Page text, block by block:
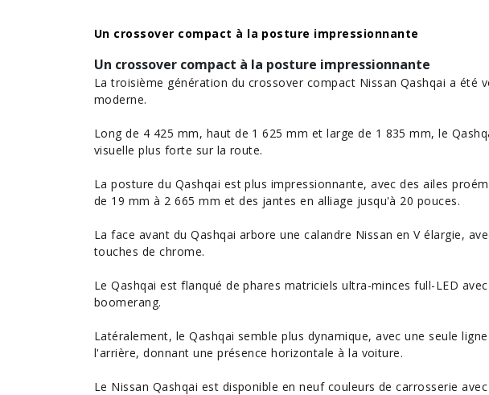
Un crossover compact à la posture impressionnante
Un crossover compact à la posture impressionnante
La troisième génération du crossover compact Nissan Qashqai a été
moderne.
Long de 4 425 mm, haut de 1 625 mm et large de 1 835 mm, le
visuelle plus forte sur la route.
La posture du Qashqai est plus impressionnante, avec des ailes
de 19 mm à 2 665 mm et des jantes en alliage jusqu'à 20 pouces.
La face avant du Qashqai arbore une calandre Nissan en V élargie,
touches de chrome.
Le Qashqai est flanqué de phares matriciels ultra-minces full-LED
boomerang.
Latéralement, le Qashqai semble plus dynamique, avec une seule
l'arrière, donnant une présence horizontale à la voiture.
Le Nissan Qashqai est disponible en neuf couleurs de carrosserie